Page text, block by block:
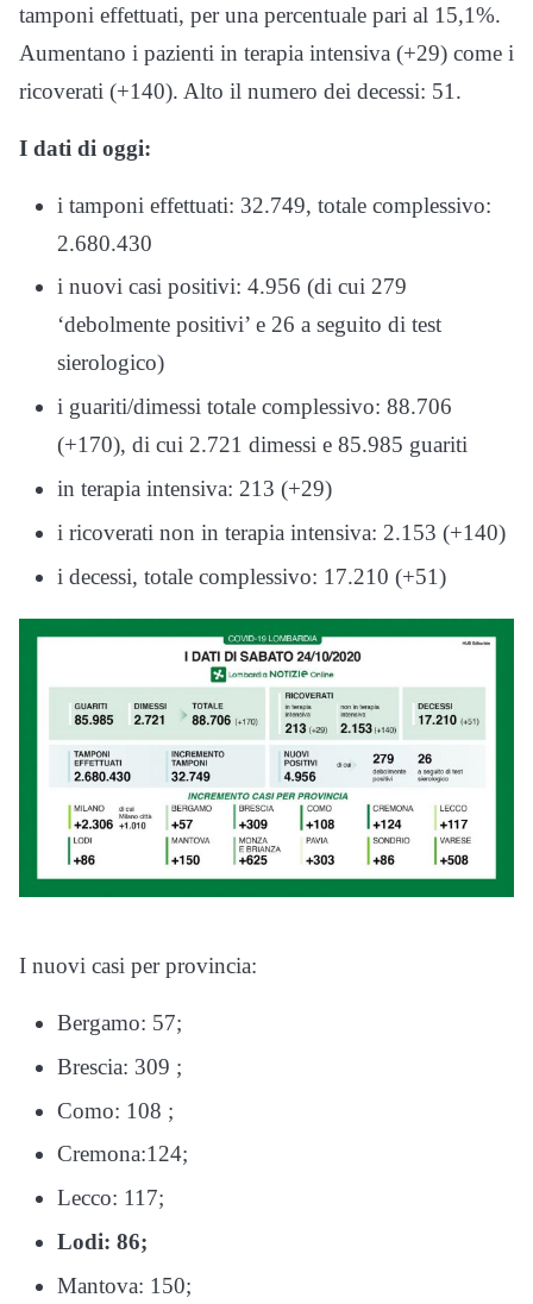
tamponi effettuati, per una percentuale pari al 15,1%.
Aumentano i pazienti in terapia intensiva (+29) come i
ricoverati (+140). Alto il numero dei decessi: 51.
I dati di oggi:
i tamponi effettuati: 32.749, totale complessivo:
2.680.430
i nuovi casi positivi: 4.956 (di cui 279
‘debolmente positivi’ e 26 a seguito di test
sierologico)
i guariti/dimessi totale complessivo: 88.706
(+170), di cui 2.721 dimessi e 85.985 guariti
in terapia intensiva: 213 (+29)
i ricoverati non in terapia intensiva: 2.153 (+140)
i decessi, totale complessivo: 17.210 (+51)
I nuovi casi per provincia:
Bergamo: 57;
Brescia: 309 ;
Como: 108 ;
Cremona:124;
Lecco: 117;
Lodi: 86;
Mantova: 150;